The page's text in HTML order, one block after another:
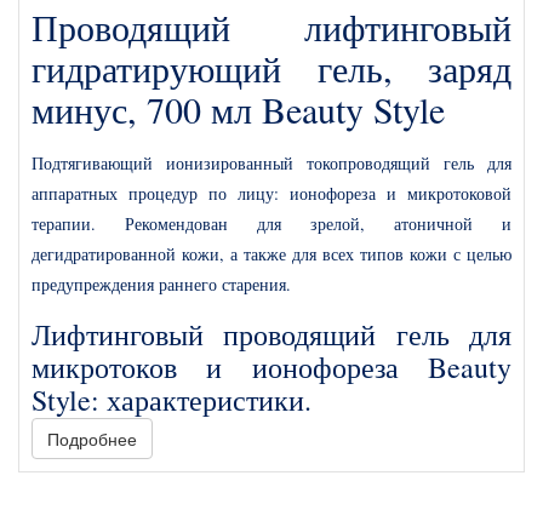
Проводящий лифтинговый
гидратирующий гель, заряд
минус, 700 мл Beauty Style
Подтягивающий ионизированный токопроводящий гель для
аппаратных процедур по лицу: ионофореза и микротоковой
терапии. Рекомендован для зрелой, атоничной и
дегидратированной кожи, а также для всех типов кожи с целью
предупреждения раннего старения.
Лифтинговый проводящий гель для
микротоков и ионофореза Beauty
Style: характеристики.
Препарат с текстурой геля средней плотности и формулой на
основе 2 форм гиалуроновой кислоты, соли магния L-
Подробнее